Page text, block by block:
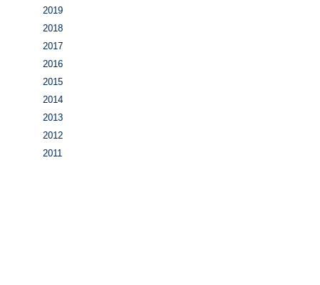
2019
2018
2017
2016
2015
2014
2013
2012
2011